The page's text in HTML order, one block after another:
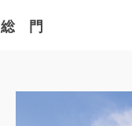
総 門